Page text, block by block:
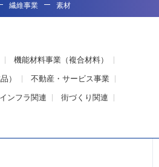
繊維事業 素材
機能材料事業（複合材料）
） 不動産・サービス事業
ンフラ関連 街づくり関連